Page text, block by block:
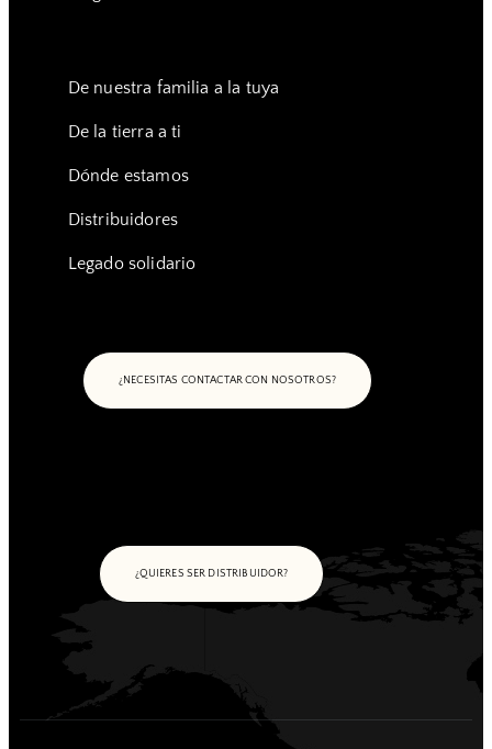
De nuestra familia a la tuya
De la tierra a ti
Dónde estamos
Distribuidores
Legado solidario
¿NECESITAS CONTACTAR CON NOSOTROS?
¿QUIERES SER DISTRIBUIDOR?